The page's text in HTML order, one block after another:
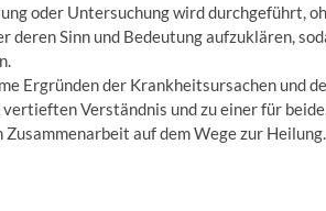
oder Untersuchung wird durchgeführt,
deren Sinn und Bedeutung aufzuklären,
Ergründen der Krankheitsursachen und
Verständnis und zu einer für
auf dem Wege zur Heilung.